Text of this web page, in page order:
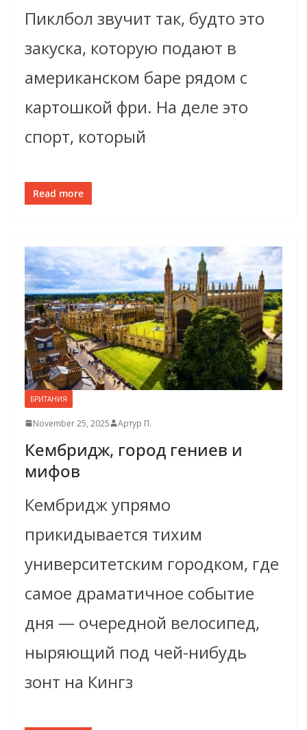
Пиклбол звучит так, будто это
закуска, которую подают в
американском баре рядом с
картошкой фри. На деле это
спорт, который
Read more
БРИТАНИЯ
November 25, 2025 Артур П.
Кембридж, город гениев и
мифов
Кембридж упрямо
прикидывается тихим
университетским городком, где
самое драматичное событие
дня — очередной велосипед,
ныряющий под чей-нибудь
зонт на Кингз